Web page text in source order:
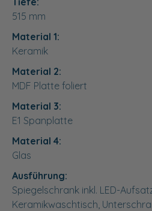
515 mm
Material 1:
Keramik
Material 2:
MDF Platte foliert
Material 3:
E1 Spanplatte
Material 4:
Glas
Ausführung:
Spiegelschrank inkl. LED-
Keramikwaschtisch,